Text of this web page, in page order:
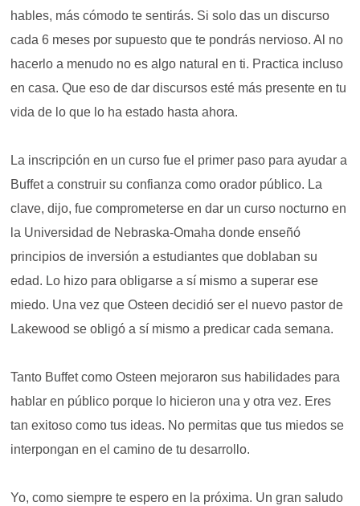
hables, más cómodo te sentirás. Si solo das un discurso
cada 6 meses por supuesto que te pondrás nervioso. Al no
hacerlo a menudo no es algo natural en ti. Practica incluso
en casa. Que eso de dar discursos esté más presente en tu
vida de lo que lo ha estado hasta ahora.
La inscripción en un curso fue el primer paso para ayudar a
Buffet a construir su confianza como orador público. La
clave, dijo, fue comprometerse en dar un curso nocturno en
la Universidad de Nebraska-Omaha donde enseñó
principios de inversión a estudiantes que doblaban su
edad. Lo hizo para obligarse a sí mismo a superar ese
miedo. Una vez que Osteen decidió ser el nuevo pastor de
Lakewood se obligó a sí mismo a predicar cada semana.
Tanto Buffet como Osteen mejoraron sus habilidades para
hablar en público porque lo hicieron una y otra vez. Eres
tan exitoso como tus ideas. No permitas que tus miedos se
interpongan en el camino de tu desarrollo.
Yo, como siempre te espero en la próxima. Un gran saludo